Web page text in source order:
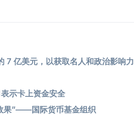
7 亿美元，以获取名人和政治影响力
示卡上资金安全
果”——国际货币基金组织